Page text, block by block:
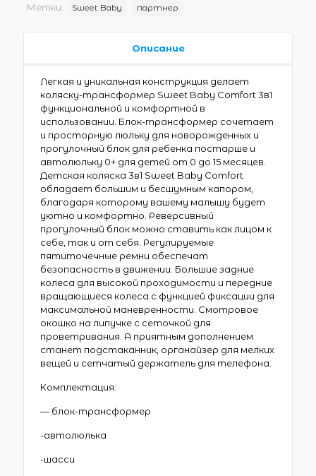
Метки:
Sweet Baby партнер
Описание
Легкая и уникальная конструкция делает
коляску-трансформер Sweet Baby Comfort 3в1
функциональной и комфортной в
использовании. Блок-трансформер сочетает
и просторную люльку для новорожденных и
прогулочный блок для ребенка постарше и
автолюльку 0+ для детей от 0 до 15 месяцев.
Детская коляска 3в1 Sweet Baby Comfort
обладает большим и бесшумным капором,
благодаря которому вашему малышу будет
уютно и комфортно. Реверсивный
прогулочный блок можно ставить как лицом к
себе, так и от себя. Регулируемые
пятиточечные ремни обеспечат
безопасность в движении. Большие задние
колеса для высокой проходимости и передние
вращающиеся колеса с функцией фиксации для
максимальной маневренности. Смотровое
окошко на липучке с сеточкой для
проветривания. А приятным дополнением
станет подстаканник, органайзер для мелких
вещей и сетчатый держатель для телефона.
Комплектация:
— блок-трансформер
-автолюлька
-шасси